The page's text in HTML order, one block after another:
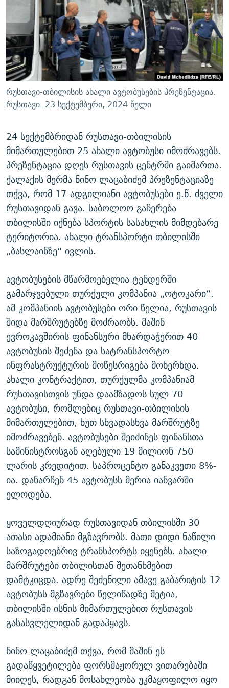
ᲛᲝᲚᲐᲞᲐᲠᲐᲙᲔ ᲢᲔᲥᲡᲢᲔᲑᲘ
ᲨᲘᲜ - ᲣᲪᲮᲝᲔᲗᲨᲘ
ᲚᲘᲢᲔᲠᲐᲢᲣᲠᲣᲚᲘ ᲬᲐᲮᲜᲐᲒᲔᲑᲘ
ᲐᲛᲔᲠᲘᲙᲣᲚᲘ ᲛᲝᲗᲮᲠᲝᲑᲐ
ᲘᲛᲞᲔᲠᲘᲐ ᲓᲐ ᲠᲐᲓᲘᲝ
ᲩᲔᲛᲘ ᲡᲘᲙᲕᲓᲘᲚᲘᲡ ᲛᲘᲖᲔᲖᲘᲐ COVID-19
11 ᲬᲔᲚᲘ - 11 ᲐᲛᲑᲐᲕᲘ
ᲡᲐᲞᲐᲠᲚᲐᲛᲔᲜᲢᲝ ᲐᲠᲩᲔᲕᲜᲔᲑᲘᲡ ᲘᲡᲢᲝᲠᲘᲐ
ᲑᲐᲕᲨᲕᲔᲑᲘ ᲞᲠᲝᲡᲢᲘᲢᲣᲪᲘᲐᲨᲘ - ᲐᲛᲝᲣᲗᲥᲛᲔᲚᲘ ᲐᲛᲑᲐᲕᲘ
5 ᲐᲛᲑᲐᲕᲘ - 20 ᲘᲕᲜᲘᲡᲡ ᲓᲐᲨᲐᲕᲔᲑᲣᲚᲔᲑᲘ
ᲐᲒᲕᲘᲡᲢᲝᲡ ᲝᲛᲘ
ᲒᲐᲛᲝᲘᲬᲔᲠᲔ
რთე/რთ-ის ყველა საიტი
რუსთავი-თბილისის ახალი ავტობუსების პრეზენტაცია.
რუსთავი. 23 სექტემბერი, 2024 წელი
24 სექტემბრიდან რუსთავი-თბილისის
მიმართულებით 25 ახალი ავტობუსი იმოძრავებს.
პრეზენტაცია დღეს რუსთავის ცენტრში გაიმართა.
ქალაქის მერმა ნინო ლაცაბიძემ პრეზენტაციაზე
თქვა, რომ 17-ადგილიანი ავტობუსები ე.წ. ძველი
რუსთავიდან გავა. საბოლოო გაჩერება
თბილისში იქნება სპორტის სასახლის მიმდებარე
ტერიტორია. ახალი ტრანსპორტი თბილისში
„ბასლაინზე“ ივლის.
ავტობუსების მწარმოებელია ტენდერში
გამარჯვებული თურქული კომპანია „ოტოკარი“.
ამ კომპანიის ავტობუსები ორი წელია, რუსთავის
შიდა მარშრუტებზე მოძრაობს. მაშინ
ევროკავშირის ფინანსური მხარდაჭერით 40
ავტობუსის შეძენა და სატრანსპორტო
ინფრასტრუქტურის მოწესრიგება მოხერხდა.
ახალი კონტრაქტით, თურქულმა კომპანიამ
რუსთავისთვის უნდა დაამზადოს სულ 70
ავტობუსი, რომლებიც რუსთავი-თბილისის
მიმართულებით, ხუთ სხვადასხვა მარშრუტზე
იმოძრავებენ. ავტობუსები შეიძინეს ფინანსთა
სამინისტროსგან აღებული 19 მილიონ 750
ლარის კრედიტით. საპროცენტო განაკვეთი 8%-
ია. დანარჩენ 45 ავტობუსს მერია იანვარში
ელოდება.
ყოველდღიურად რუსთავიდან თბილისში 30
ათასი ადამიანი მგზავრობს. მათი დიდი ნაწილი
საზოგადოებრივ ტრანსპორტს იყენებს. ახალი
მარშრუტები თბილისთან შეთანხმებით
დამტკიცდა. ადრე შეძენილი ამავე გაბარიტის 12
ავტობუსს მგზავრები წელიწადზე მეტია,
თბილისში ისნის მიმართულებით რუსთავის
გასასვლელიდან გადაჰყავს.
ნინო ლაცაბიძემ თქვა, რომ მაშინ ეს
გადაწყვეტილება ფორსმაჟორულ ვითარებაში
მიიღეს, რადგან მოსახლეობა უკმაყოფილო იყო